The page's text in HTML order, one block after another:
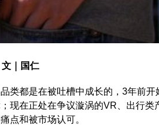
｜国仁
类都是在被吐槽中成长的，3年前开
现在正处在争议漩涡的VR、出行类
点和被市场认可。